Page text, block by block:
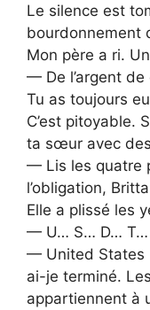
Le silence est
bourdonnement
Mon père a ri.
— De l’argent
Tu as toujours
C’est pitoyable.
ta sœur avec
— Lis les quatre
l’obligation,
Elle a plissé les
— U… S… D… T…
— United States
ai-je terminé.
appartiennent à